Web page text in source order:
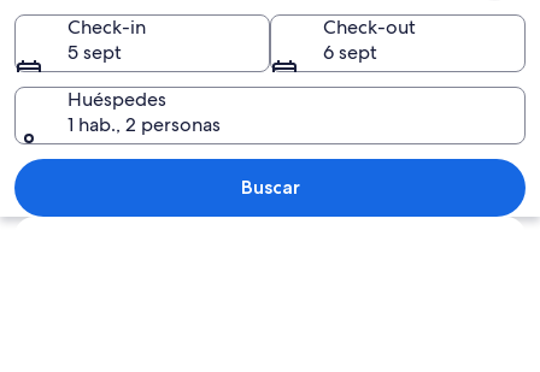
Un puente de madera que se curva
Check-in
5 sept
Check-out
6 sept
Huéspedes
1 hab., 2 personas
Buscar
Ver mapa